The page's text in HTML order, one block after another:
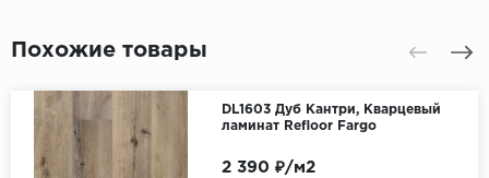
Похожие товары
DL1603 Дуб Кантри, Кварцевый
ламинат Refloor Fargo
2 390 ₽/м2